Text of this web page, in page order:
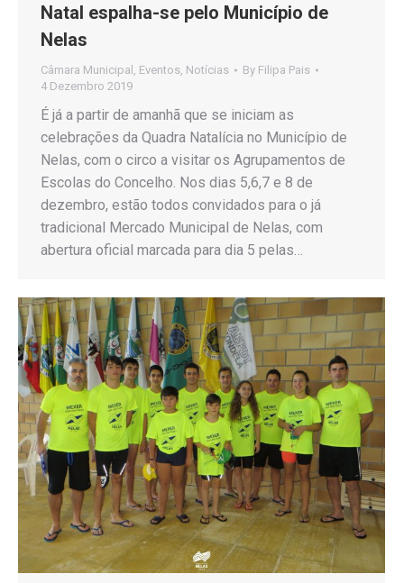
Natal espalha-se pelo Município de
Nelas
Câmara Municipal Eventos Notícias By Filipa Pais
4 Dezembro 2019
É já a partir de amanhã que se iniciam as
celebrações da Quadra Natalícia no Município de
Nelas, com o circo a visitar os Agrupamentos de
Escolas do Concelho. Nos dias 5,6,7 e 8 de
dezembro, estão todos convidados para o já
tradicional Mercado Municipal de Nelas, com
abertura oficial marcada para dia 5 pelas…